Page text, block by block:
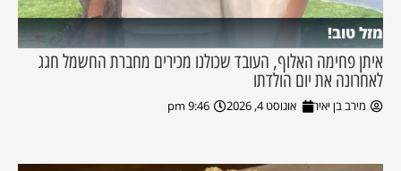
מזל טוב!
איתן פחימה האלוף, העובד שכולנו מכירים מחברת החשמל חגג
לאחרונה את יום הולדתו
מירב בן יאיר אוגוסט 4, 2026 9:46 pm